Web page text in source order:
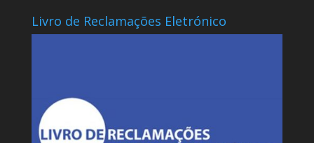
Livro de Reclamações Eletrónico